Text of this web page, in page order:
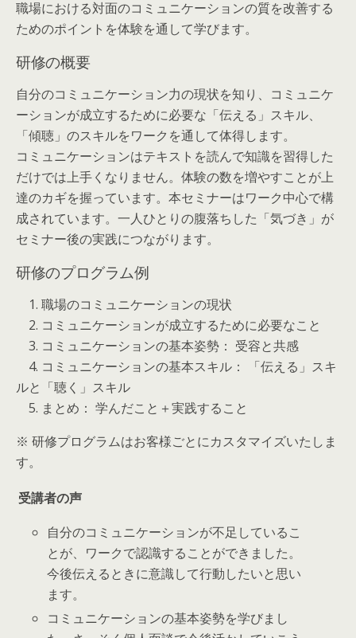
職場における対面のコミュニケーションの質を改善する
ためのポイントを体験を通して学びます。
研修の概要
自分のコミュニケーション力の現状を知り、コミュニケ
ーションが成立するために必要な「伝える」スキル、
「傾聴」のスキルをワークを通して体得します。
コミュニケーションはテキストを読んで知識を習得した
だけでは上手くなりません。体験の数を増やすことが上
達のカギを握っています。本セミナーはワーク中心で構
成されています。一人ひとりの腹落ちした「気づき」が
セミナー後の実践につながります。
研修のプログラム例
1. 職場のコミュニケーションの現状
2. コミュニケーションが成立するために必要なこと
3. コミュニケーションの基本姿勢： 受容と共感
4. コミュニケーションの基本スキル： 「伝える」スキ
ルと「聴く」スキル
5. まとめ： 学んだこと＋実践すること
※ 研修プログラムはお客様ごとにカスタマイズいたしま
す。
受講者の声
自分のコミュニケーションが不足しているこ
とが、ワークで認識することができました。
今後伝えるときに意識して行動したいと思い
ます。
コミュニケーションの基本姿勢を学びまし